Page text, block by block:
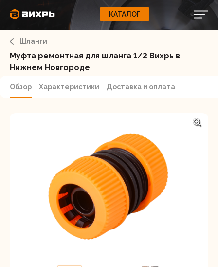
КАТАЛОГ
КАТАЛОГ
О бренде
Блог
Свернуть
ЭЛЕКТРОИНСТРУМЕНТЫ
ИНСТРУМЕНТ
СЕЛЬХОЗТЕХНИКА
ОБОРУДОВАНИЕ
Шланги
Муфта ремонтная для шланга 1/2 Вихрь в
Нижнем Новгороде
Обзор Характеристики Доставка и оплата
Забыли пароль?
Регистрация
ВАШ ЗАКАЗ
Корзина